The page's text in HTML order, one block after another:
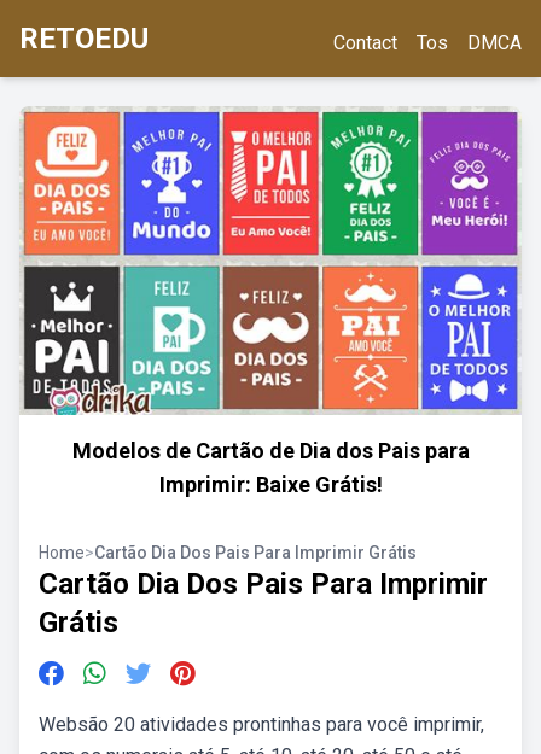
RETOEDU Contact Tos DMCA
Modelos de Cartão de Dia dos Pais para
Imprimir: Baixe Grátis!
Home>Cartão Dia Dos Pais Para Imprimir Grátis
Cartão Dia Dos Pais Para Imprimir
Grátis
Websão 20 atividades prontinhas para você imprimir,